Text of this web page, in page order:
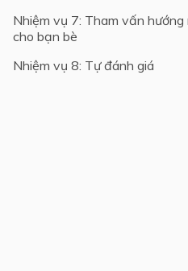
Nhiệm vụ 7: Tham vấn hướng
cho bạn bè
Nhiệm vụ 8: Tự đánh giá